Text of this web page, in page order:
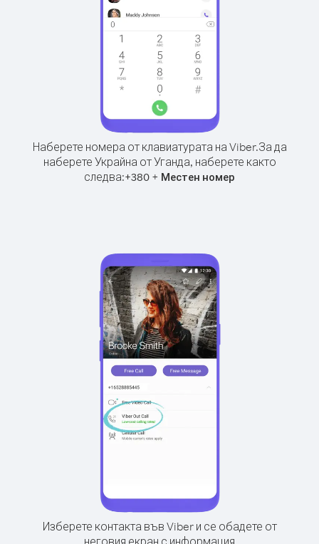
Наберете номера от клавиатурата на Viber.За да
наберете Украйна от Уганда, наберете както
следва:+380 + Местен номер
Изберете контакта във Viber и се обадете от
неговия екран с информация